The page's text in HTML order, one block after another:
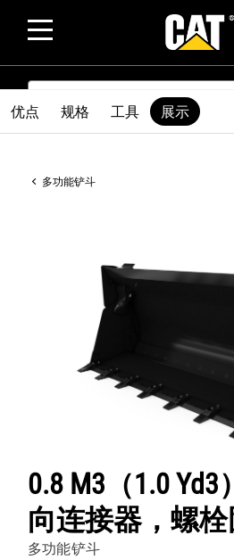
SEARCH
多功能铲斗
0.8 M3（1.0
向连接器，螺
多功能铲斗
优点 规格 工具 展示